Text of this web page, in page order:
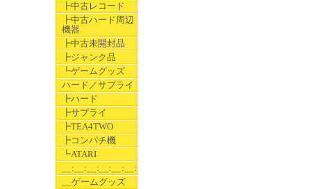
┣中古レコード
┣中古ハード周辺
機器
┣中古未開封品
┣ジャンク品
┗ゲームグッズ
ハード／サプライ
┣ハード
┣サプライ
┣TEA4TWO
┣コンパチ機
┗ATARI
__:__:__:__:__:__:__
__ゲームグッズ